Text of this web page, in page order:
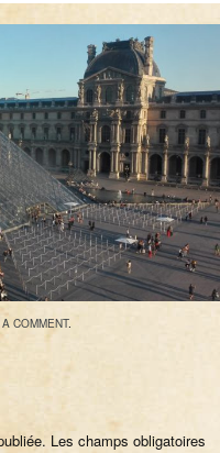
COMMENT.
Les champs obligatoires